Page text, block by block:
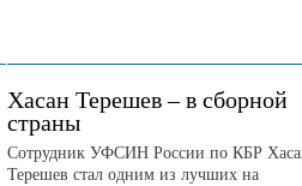
Хасан Терешев – в сборной
страны
Сотрудник УФСИН России по КБР
Терешев стал одним из лучших на